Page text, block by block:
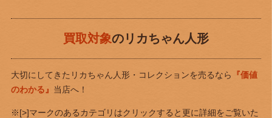
買取対象のリカちゃん人形
大切にしてきたリカちゃん人形・コレクションを売るなら
『価値
のわかる』 当店へ！
※[>]マークのあるカテゴリはクリックすると更に詳細をご覧いた